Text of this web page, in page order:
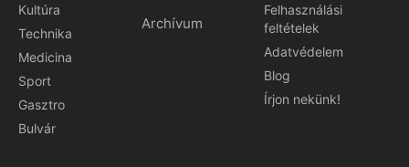
Kultúra
Technika
Medicina
Sport
Gasztro
Bulvár
Archívum
Felhasználási
feltételek
Adatvédelem
Blog
Írjon nekünk!